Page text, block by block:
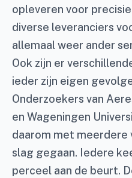
opleveren voor
diverse leveranciers
allemaal weer ander
Ook zijn er
ieder zijn eigen
Onderzoekers van
en Wageningen
daarom met meerdere
slag gegaan. Iedere
perceel aan de beurt.